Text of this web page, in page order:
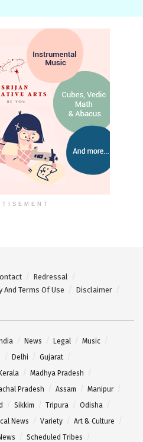
Redressal
And Terms Of Use
Disclaimer
News Legal
Music
Delhi
Gujarat
Madhya Pradesh
Pradesh Assam
Manipur
Sikkim Tripura
Odisha
News Variety
Art & Culture
Scheduled Tribes